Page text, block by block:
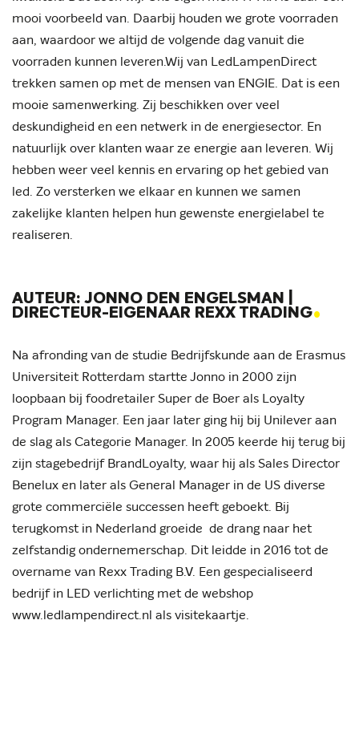
mooi voorbeeld van. Daarbij houden we grote voorraden
aan, waardoor we altijd de volgende dag vanuit die
voorraden kunnen leveren.Wij van LedLampenDirect
trekken samen op met de mensen van ENGIE. Dat is een
mooie samenwerking. Zij beschikken over veel
deskundigheid en een netwerk in de energiesector. En
natuurlijk over klanten waar ze energie aan leveren. Wij
hebben weer veel kennis en ervaring op het gebied van
led. Zo versterken we elkaar en kunnen we samen
zakelijke klanten helpen hun gewenste energielabel te
realiseren.
AUTEUR: JONNO DEN ENGELSMAN |
DIRECTEUR-EIGENAAR REXX TRADING.
Na afronding van de studie Bedrijfskunde aan de Erasmus
Universiteit Rotterdam startte Jonno in 2000 zijn
loopbaan bij foodretailer Super de Boer als Loyalty
Program Manager. Een jaar later ging hij bij Unilever aan
de slag als Categorie Manager. In 2005 keerde hij terug bij
zijn stagebedrijf BrandLoyalty, waar hij als Sales Director
Benelux en later als General Manager in de US diverse
grote commerciële successen heeft geboekt. Bij
terugkomst in Nederland groeide de drang naar het
zelfstandig ondernemerschap. Dit leidde in 2016 tot de
overname van Rexx Trading B.V. Een gespecialiseerd
bedrijf in LED verlichting met de webshop
www.ledlampendirect.nl als visitekaartje.